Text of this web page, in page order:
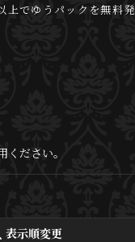
でゆうパックを無料
ださい。
表示順変更